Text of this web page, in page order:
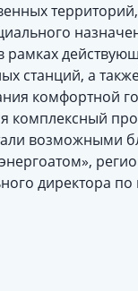
рамках
станций, а
комфортной
комплексный
возможными
директора